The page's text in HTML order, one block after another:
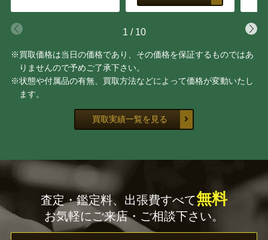
1 / 10
※買取価格は当日の価格であり、その価格を保証するものではあ
りませんので予めご了承下さい。
※状態や付属品の有無、買取方法などによって価格が変動いたし
ます。
買取実績一覧を見る
査定・鑑定料、出張費すべて無料
お気軽にご来店・ご相談下さい。